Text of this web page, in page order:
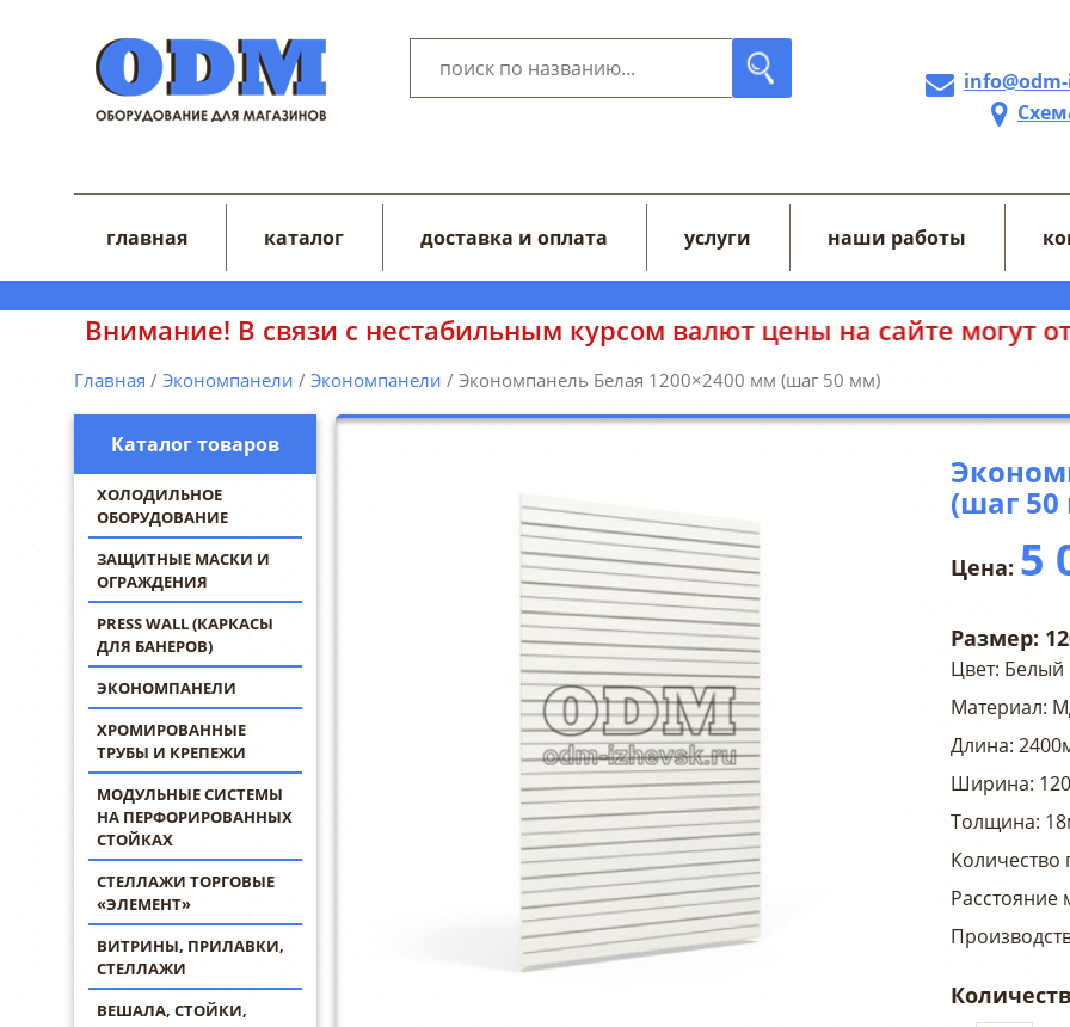
главная каталог доставка и оплата услуги наши работы
курсом валют цены на сайте могут отображаться
Каталог товаров
ХОЛОДИЛЬНОЕ
ОБОРУДОВАНИЕ
ЗАЩИТНЫЕ МАСКИ И
ОГРАЖДЕНИЯ
PRESS WALL (КАРКАСЫ
ДЛЯ БАНЕРОВ)
ЭКОНОМПАНЕЛИ
ХРОМИРОВАННЫЕ
ТРУБЫ И КРЕПЕЖИ
МОДУЛЬНЫЕ СИСТЕМЫ
НА ПЕРФОРИРОВАННЫХ
СТОЙКАХ
СТЕЛЛАЖИ ТОРГОВЫЕ
«ЭЛЕМЕНТ»
ВИТРИНЫ, ПРИЛАВКИ,
СТЕЛЛАЖИ
ВЕШАЛА, СТОЙКИ,
Главная / Экономпанели / Экономпанели / Экономпанель Белая 1200×2400 мм (шаг 50 мм)
(шаг
5
Размер:
Цвет: Белый
Материал:
Длина:
Ширина:
Толщина:
Количество
Расстояние